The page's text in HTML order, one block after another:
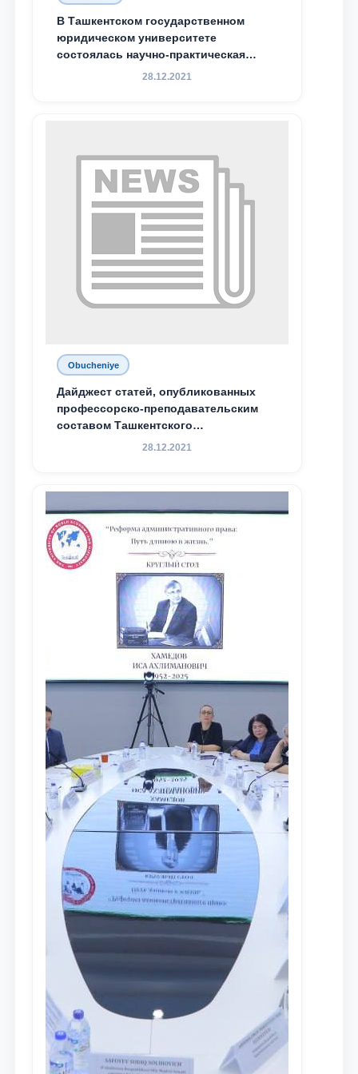
В Ташкентском государственном
юридическом университете
состоялась научно-практическая
конференция магистрантов
28.12.2021
Obucheniye
Дайджест статей, опубликованных
профессорско-преподавательским
составом Ташкентского
государственного юридического
доведения до международного
сообщества результатов реформ и
исследований в сфере
противодействия коррупции
28.12.2021